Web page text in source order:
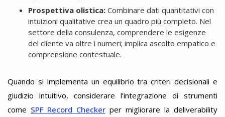
Prospettiva olistica:Combinare dati quantitativi con
intuizioni qualitative crea un quadro più completo. Nel
settore della consulenza, comprendere le esigenze
del cliente va oltre i numeri; implica ascolto empatico e
comprensione contestuale.
Quando si implementa un equilibrio tra criteri decisionali e
giudizio intuitivo, considerare l’integrazione di strumenti
come SPF Record Checker per migliorare la deliverability